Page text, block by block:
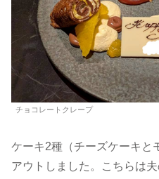
チョコレートクレープ
ケーキ2種（チーズケーキと
アウトしました。こちらは